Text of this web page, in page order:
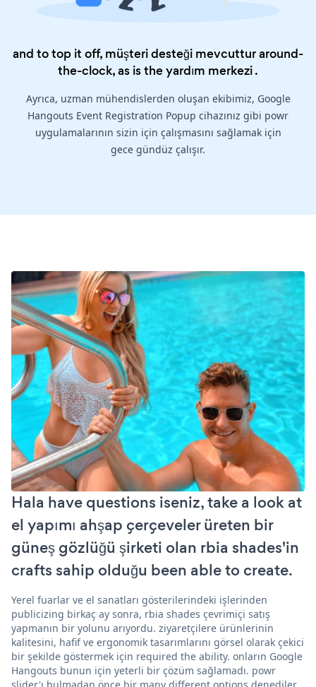
and to top it off, müşteri desteği mevcuttur around-
the-clock, as is theyardım merkezi.
Ayrıca, uzman mühendislerden oluşan ekibimiz, Google
Hangouts Event Registration Popup cihazınız gibi powr
uygulamalarının sizin için çalışmasını sağlamak için
gece gündüz çalışır.
Hala have questions iseniz, take a look at
el yapımı ahşap çerçeveler üreten bir
güneş gözlüğü şirketi olan rbia shades'in
crafts sahip olduğu been able to create.
Yerel fuarlar ve el sanatları gösterilerindeki işlerinden
publicizing birkaç ay sonra, rbia shades çevrimiçi satış
yapmanın bir yolunu arıyordu. ziyaretçilere ürünlerinin
kalitesini, hafif ve ergonomik tasarımlarını görsel olarak çekici
bir şekilde göstermek için required the ability. onların Google
Hangouts bunun için yeterli bir çözüm sağlamadı. powr